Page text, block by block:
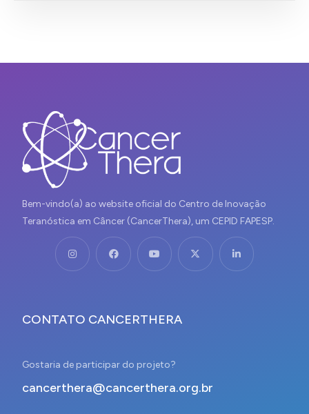
Bem-vindo(a) ao website oficial do Centro de Inovação
Teranóstica em Câncer (CancerThera), um CEPID FAPESP.
CONTATO CANCERTHERA
Gostaria de participar do projeto?
cancerthera@cancerthera.org.br